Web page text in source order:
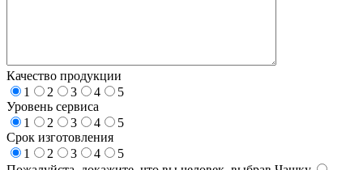
Качество продукции
1
2 3 4
5
Уровень сервиса
1
2 3 4
5
Срок изготовления
1
2 3 4
5